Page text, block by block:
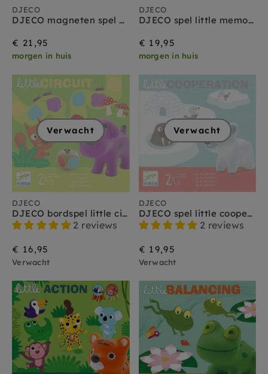
DJECO
DJECO magneten spel Geo Basic 2 jr+
€ 21,95
morgen in huis
DJECO
DJECO spel little memory 2jr+
€ 19,95
morgen in huis
Verwacht
DJECO
DJECO bordspel little circuit 2 jr+
2 reviews
€ 16,95
Verwacht
Verwacht
DJECO
DJECO spel little cooperation 2.5-5 jr+
2 reviews
€ 19,95
Verwacht